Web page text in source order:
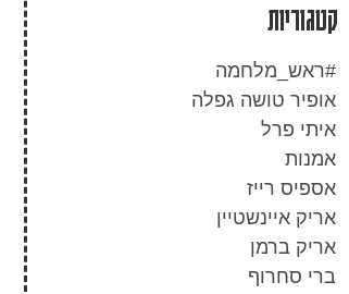
קטגוריות
#ראש_מלחמה
אופיר טושה גפלה
איתי פרל
אמנות
אספיס רייז
אריק איינשטיין
אריק ברמן
ברי סחרוף